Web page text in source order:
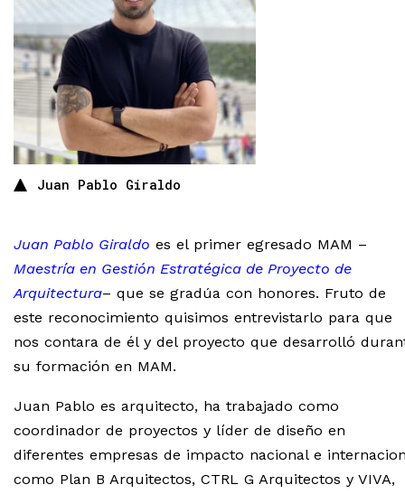
Juan Pablo Giraldo
Juan Pablo Giraldo es el primer egresado MAM –
Maestría en Gestión Estratégica de Proyecto de
Arquitectura– que se gradúa con honores. Fruto de
este reconocimiento quisimos entrevistarlo para que
nos contara de él y del proyecto que desarrolló
su formación en MAM.
Juan Pablo es arquitecto, ha trabajado como
coordinador de proyectos y líder de diseño en
diferentes empresas de impacto nacional e
como Plan B Arquitectos, CTRL G Arquitectos y VIVA,